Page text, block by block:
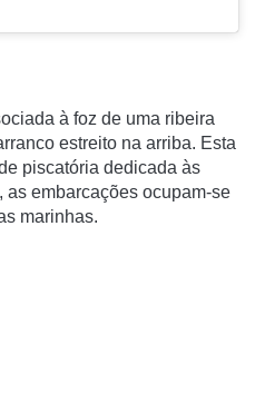
à foz de uma ribeira
estreito na arriba. Esta
piscatória dedicada às
as embarcações ocupam-se
marinhas.